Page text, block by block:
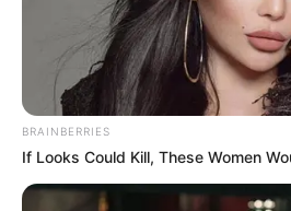
BRAINBERRIES
If Looks Could Kill, These Women